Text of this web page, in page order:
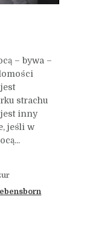
– bywa –
strachu
inny
jeśli w